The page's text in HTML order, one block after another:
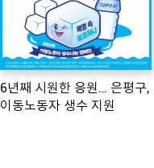
6년째 시원한 응원… 은평구,
이동노동자 생수 지원